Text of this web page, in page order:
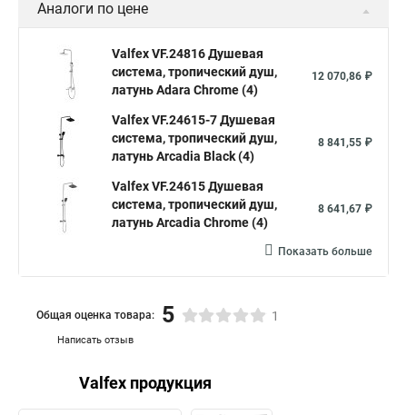
Аналоги по цене
Valfex VF.24816 Душевая
система, тропический душ,
латунь Adara Сhrome (4)
12 070,86 ₽
Valfex VF.24615-7 Душевая
система, тропический душ,
латунь Arcadia Black (4)
8 841,55 ₽
Valfex VF.24615 Душевая
система, тропический душ,
латунь Arcadia Сhrome (4)
8 641,67 ₽
Показать больше
Написать отзыв
Общая оценка товара: 5 1
Valfex продукция